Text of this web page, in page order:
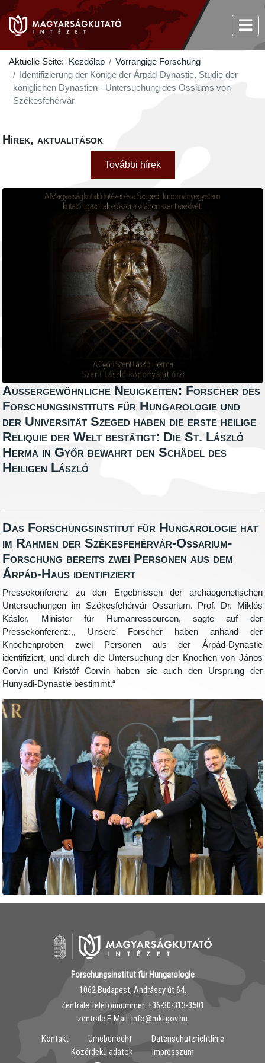
Aktuelle Seite: Kezdőlap
Vorrangige Forschung
Identifizierung der Könige der Árpád-Dynastie, Studie der
königlichen Dynastien - Untersuchung des Ossiums von
Székesfehérvár
Hírek, aktualitások
További hírek
Außergewöhnliche Neuigkeiten: Forscher des
Forschungsinstituts für Hungarologie und
der Universität Szeged haben die erste heilige
Reliquie der Welt bestätigt: Die St. László
Herma in Győr bewahrt den Schädel des
Heiligen László
Das Forschungsinstitut für Hungarologie hat
im Rahmen der Székesfehérvár-Ossarium-
Forschung bereits zwei Personen aus dem
Árpád-Haus identifiziert
Pressekonferenz zu den Ergebnissen der archäogenetischen
Untersuchungen im Székesfehérvár Ossarium. Prof. Dr. Miklós
Kásler, Minister für Humanressourcen, sagte auf der
Pressekonferenz:,, Unsere Forscher haben anhand der
Knochenproben zwei Personen aus der Árpád-Dynastie
identifiziert, und durch die Untersuchung der Knochen von János
Corvin und Kristóf Corvin haben sie auch den Ursprung der
Hunyadi-Dynastie bestimmt.“
Forschungsinstitut für Hungarologie
1062 Budapest, Andrássy út 64.
Zentrale Telefonnummer: ‭+36-30-313-3501
zentrale E-Mail: info@mki.gov.hu
Kontakt
Urheberrecht
Datenschutzrichtlinie
Közérdekű adatok
Impresszum